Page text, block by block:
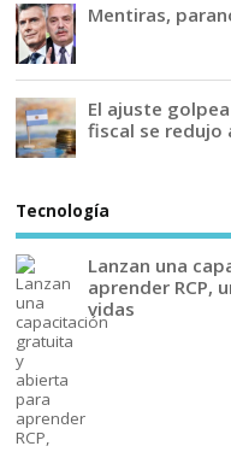
Mentiras,
El ajuste
fiscal se redujo
Tecnología
Lanzan una
aprender RCP,
vidas